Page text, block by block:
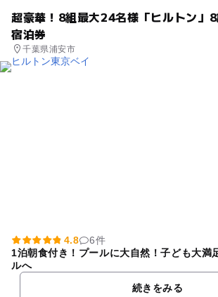
超豪華！8組最大24名様「ヒルトン」
宿泊券
千葉県浦安市
4.8
6件
1泊朝食付き！プールに大自然！子ども大満
ルへ
続きをみる